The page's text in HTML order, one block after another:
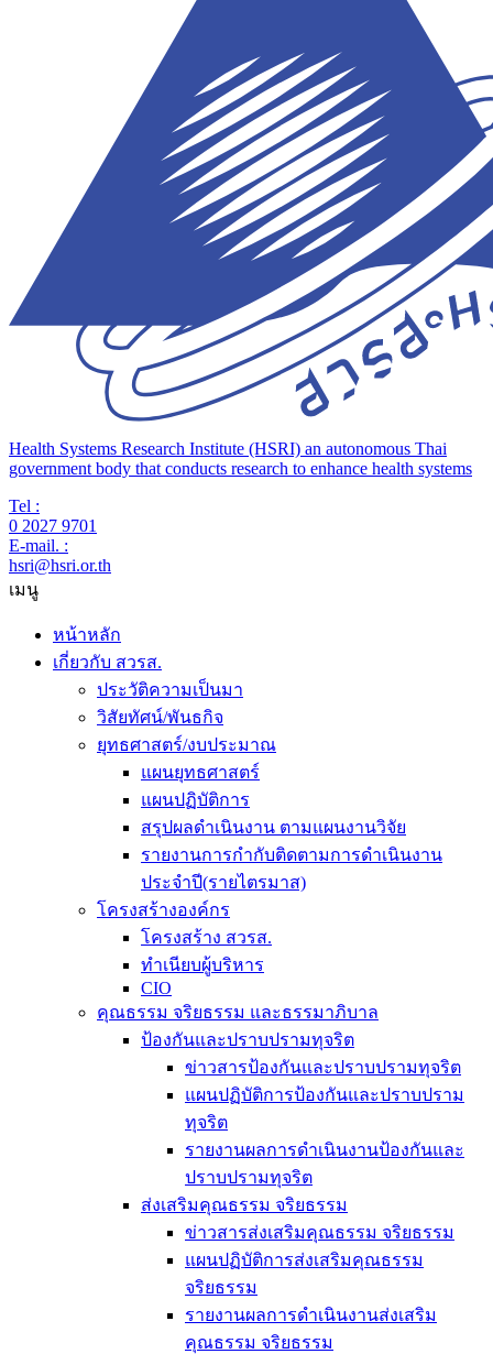
Health Systems Research Institute (HSRI) an autonomous Thai
government body that conducts research to enhance health systems
Tel :
0 2027 9701
E-mail. :
hsri@hsri.or.th
เมนู
หน้าหลัก
เกี่ยวกับ สวรส.
ประวัติความเป็นมา
วิสัยทัศน์/พันธกิจ
ยุทธศาสตร์/งบประมาณ
แผนยุทธศาสตร์
แผนปฏิบัติการ
สรุปผลดำเนินงาน ตามแผนงานวิจัย
รายงานการกำกับติดตามการดำเนินงาน
ประจำปี(รายไตรมาส)
โครงสร้างองค์กร
โครงสร้าง สวรส.
ทำเนียบผู้บริหาร
CIO
คุณธรรม จริยธรรม และธรรมาภิบาล
ป้องกันและปราบปรามทุจริต
ข่าวสารป้องกันและปราบปรามทุจริต
แผนปฏิบัติการป้องกันและปราบปราม
ทุจริต
รายงานผลการดำเนินงานป้องกันและ
ปราบปรามทุจริต
ส่งเสริมคุณธรรม จริยธรรม
ข่าวสารส่งเสริมคุณธรรม จริยธรรม
แผนปฏิบัติการส่งเสริมคุณธรรม
จริยธรรม
รายงานผลการดำเนินงานส่งเสริม
คุณธรรม จริยธรรม